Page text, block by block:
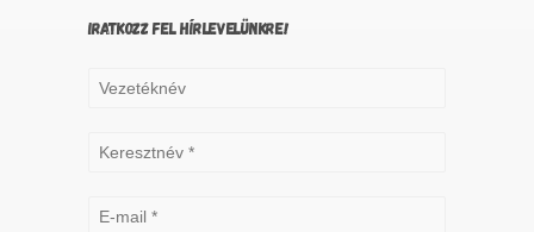
IRATKOZZ FEL HÍRLEVELÜNKRE!